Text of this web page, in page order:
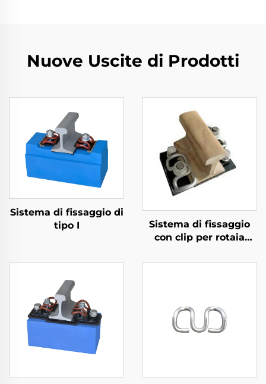
Nuove Uscite di Prodotti
Sistema di fissaggio di
tipo I
Sistema di fissaggio
con clip per rotaia